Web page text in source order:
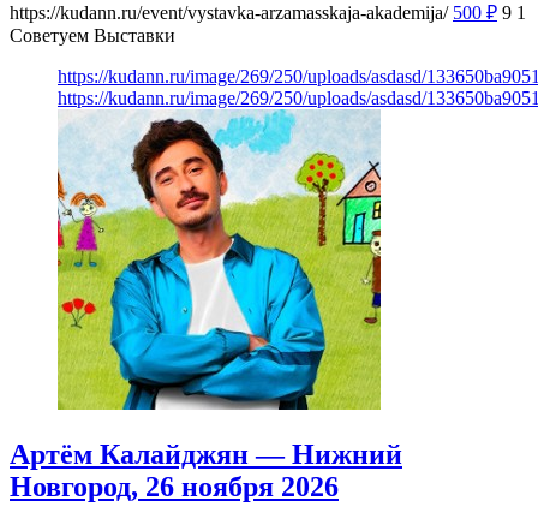
https://kudann.ru/event/vystavka-arzamasskaja-akademija/ 500 ₽ 9 1
Советуем Выставки
https://kudann.ru/image/269/250/uploads/asdasd/
https://kudann.ru/image/269/250/uploads/asdasd/
Артём Калайджян — Нижний
Новгород, 26 ноября 2026